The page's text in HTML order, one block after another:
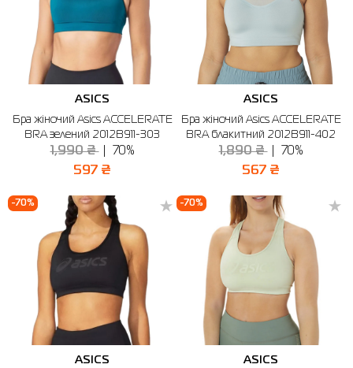
Спідниці
Puma
Radder
ASICS
Бра жіночий Asics ACCELERATE
BRA зелений 2012B911-303
1,990 ₴ 70%
597 ₴
ASICS
Бра жіночий Asics ACCELERATE
BRA блакитний 2012B911-402
1,890 ₴ 70%
567 ₴
-70%
ASICS
-70%
ASICS